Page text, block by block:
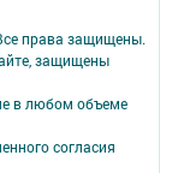
права защищены.
защищены
в любом объеме
согласия